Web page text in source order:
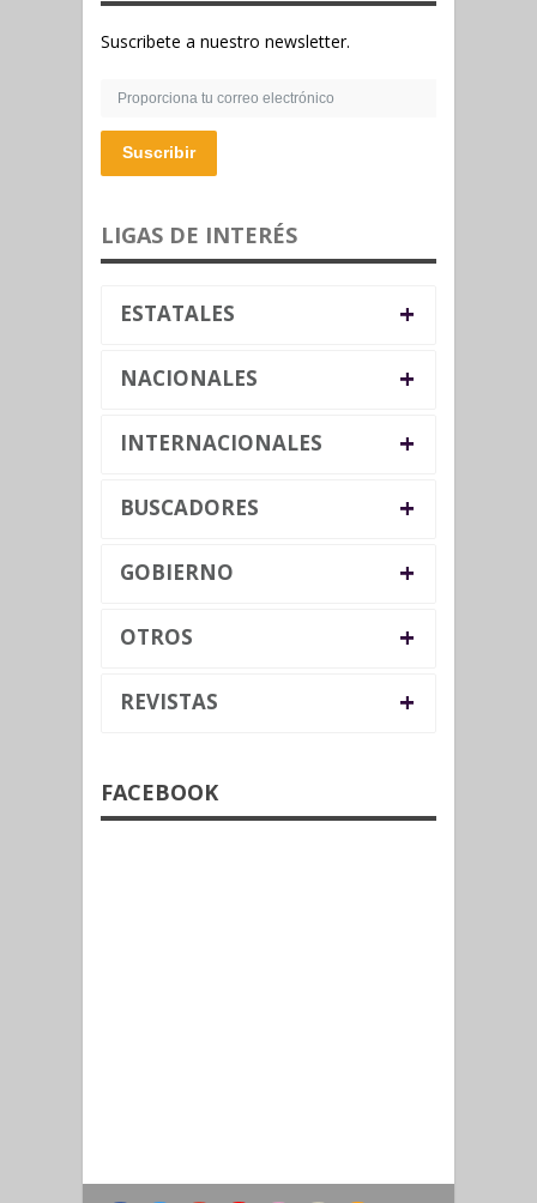
Suscribete a nuestro newsletter.
Suscribir
LIGAS DE INTERÉS
ESTATALES +
NACIONALES +
INTERNACIONALES +
BUSCADORES +
GOBIERNO +
OTROS +
REVISTAS +
FACEBOOK